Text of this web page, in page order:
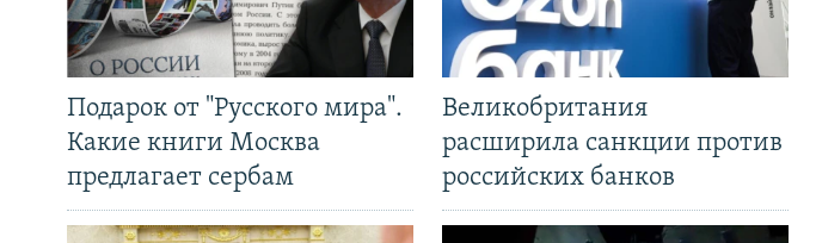
Подарок от "Русского мира".
Какие книги Москва
предлагает сербам
Великобритания
расширила санкции против
российских банков